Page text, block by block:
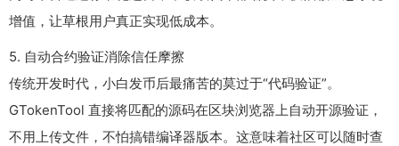
增值，让草根用户真正实现低成本。
5. 自动合约验证消除信任摩擦
传统开发时代，小白发币后最痛苦的莫过于“代码验证”。
GTokenTool 直接将匹配的源码在区块浏览器上自动开源验证，
不用上传文件，不怕搞错编译器版本。这意味着社区可以随时查